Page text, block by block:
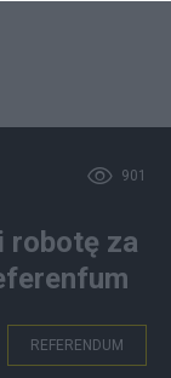
901
robotę za
REFERENDUM